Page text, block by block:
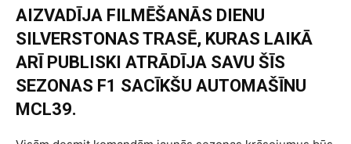
AIZVADĪJA FILMĒŠANĀS DIENU
SILVERSTONAS TRASĒ, KURAS LAIKĀ
ARĪ PUBLISKI ATRĀDĪJA SAVU ŠĪS
SEZONAS F1 SACĪKŠU AUTOMAŠĪNU
MCL39.